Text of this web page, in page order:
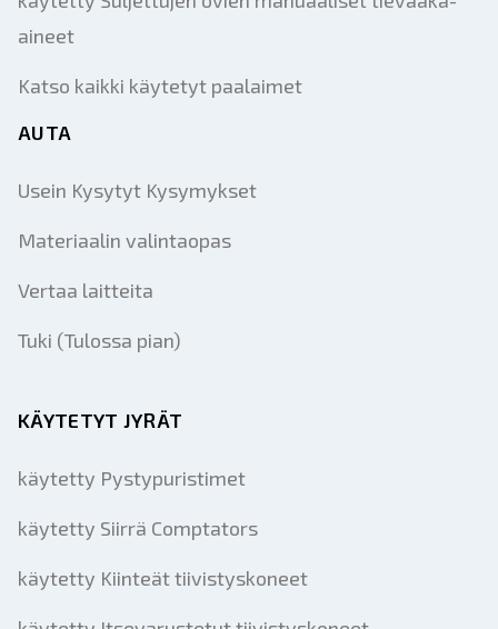
aineet
Katso kaikki käytetyt paalaimet
AUTA
Usein Kysytyt Kysymykset
Materiaalin valintaopas
Vertaa laitteita
Tuki (Tulossa pian)
KÄYTETYT JYRÄT
käytetty Pystypuristimet
käytetty Siirrä Comptators
käytetty Kiinteät tiivistyskoneet